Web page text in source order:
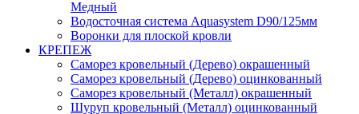
Медный
Водосточная система Aquasystem D90/125мм
Воронки для плоской кровли
КРЕПЕЖ
Саморез кровельный (Дерево) окрашенный
Саморез кровельный (Дерево) оцинкованный
Саморез кровельный (Металл) окрашенный
Шуруп кровельный (Металл) оцинкованный